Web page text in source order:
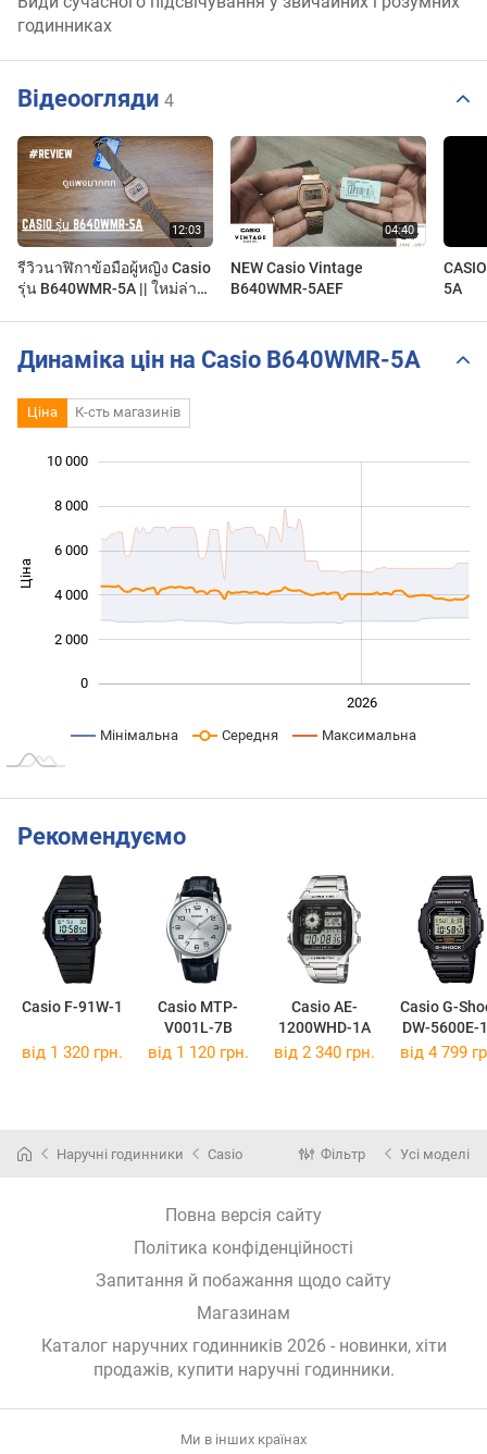
годинниках
Відеоогляди 4
รีวิวนาฬิกาข้อมือผู้หญิง Casio
รุ่น B640WMR-5A || ใหม่ล่า
NEW Casio Vintage
B640WMR-5AEF
5A
Динаміка цін на Casio B640WMR-5A
Ціна К-сть магазинів
Ціна
0
2 000
4 000
6 000
8 000
10 000
2026
Мінімальна Середня Максимальна
Рекомендуємо
Casio F-91W-1
Casio MTP-
V001L-7B
Casio AE-
1200WHD-1A
Casio G-
DW-5600E-
від 1 320 грн. від 1 120 грн. від 2 340 грн. від 4 799
Наручні годинники Casio Фільтр Усі моделі
Повна версія сайту
Політика конфіденційності
Запитання й побажання щодо сайту
Магазинам
Каталог наручних годинників 2026 - новинки, хіти
продажів, купити наручні годинники.
Ми в інших країнах